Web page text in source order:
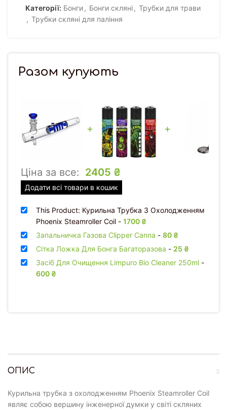
Категорії: Бонги, Бонги скляні, Трубки для трави
, Трубки скляні для паління
ОПИС
Курильна трубка з охолодженням Phoenix Steamroller Coil
являє собою вершину інженерної думки у світі скляних
Разом купують
+ +
Ціна за все: 2405 ₴
Додати всі товари в кошик
This Product: Курильна Трубка З Охолодженням
Phoenix Steamroller Coil - 1700 ₴
Запальничка Газова Clipper Canna - 80 ₴
Сітка Ложка Для Бонга Багаторазова - 25 ₴
Засіб Для Очищення Limpuro Bio Cleaner 250ml -
600 ₴